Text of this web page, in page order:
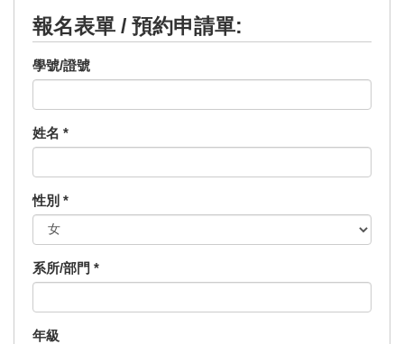
報名表單 / 預約申請單:
學號/證號
姓名 *
性別 *
系所/部門 *
年級